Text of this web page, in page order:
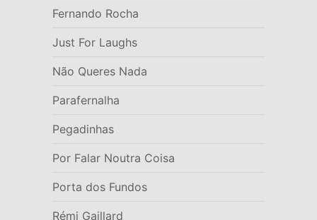
Fernando Rocha
Just For Laughs
Não Queres Nada
Parafernalha
Pegadinhas
Por Falar Noutra Coisa
Porta dos Fundos
Rémi Gaillard